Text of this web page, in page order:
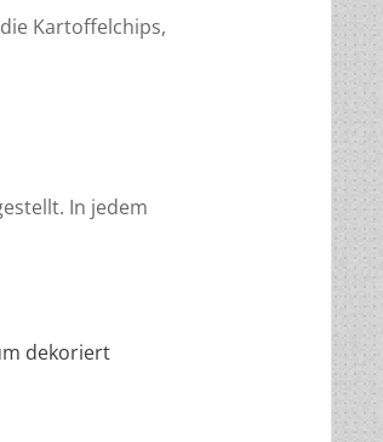
Kartoffelchips,
In jedem
dekoriert